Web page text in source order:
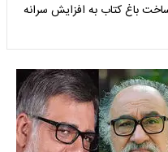
باغ کتاب به افزایش سرانه